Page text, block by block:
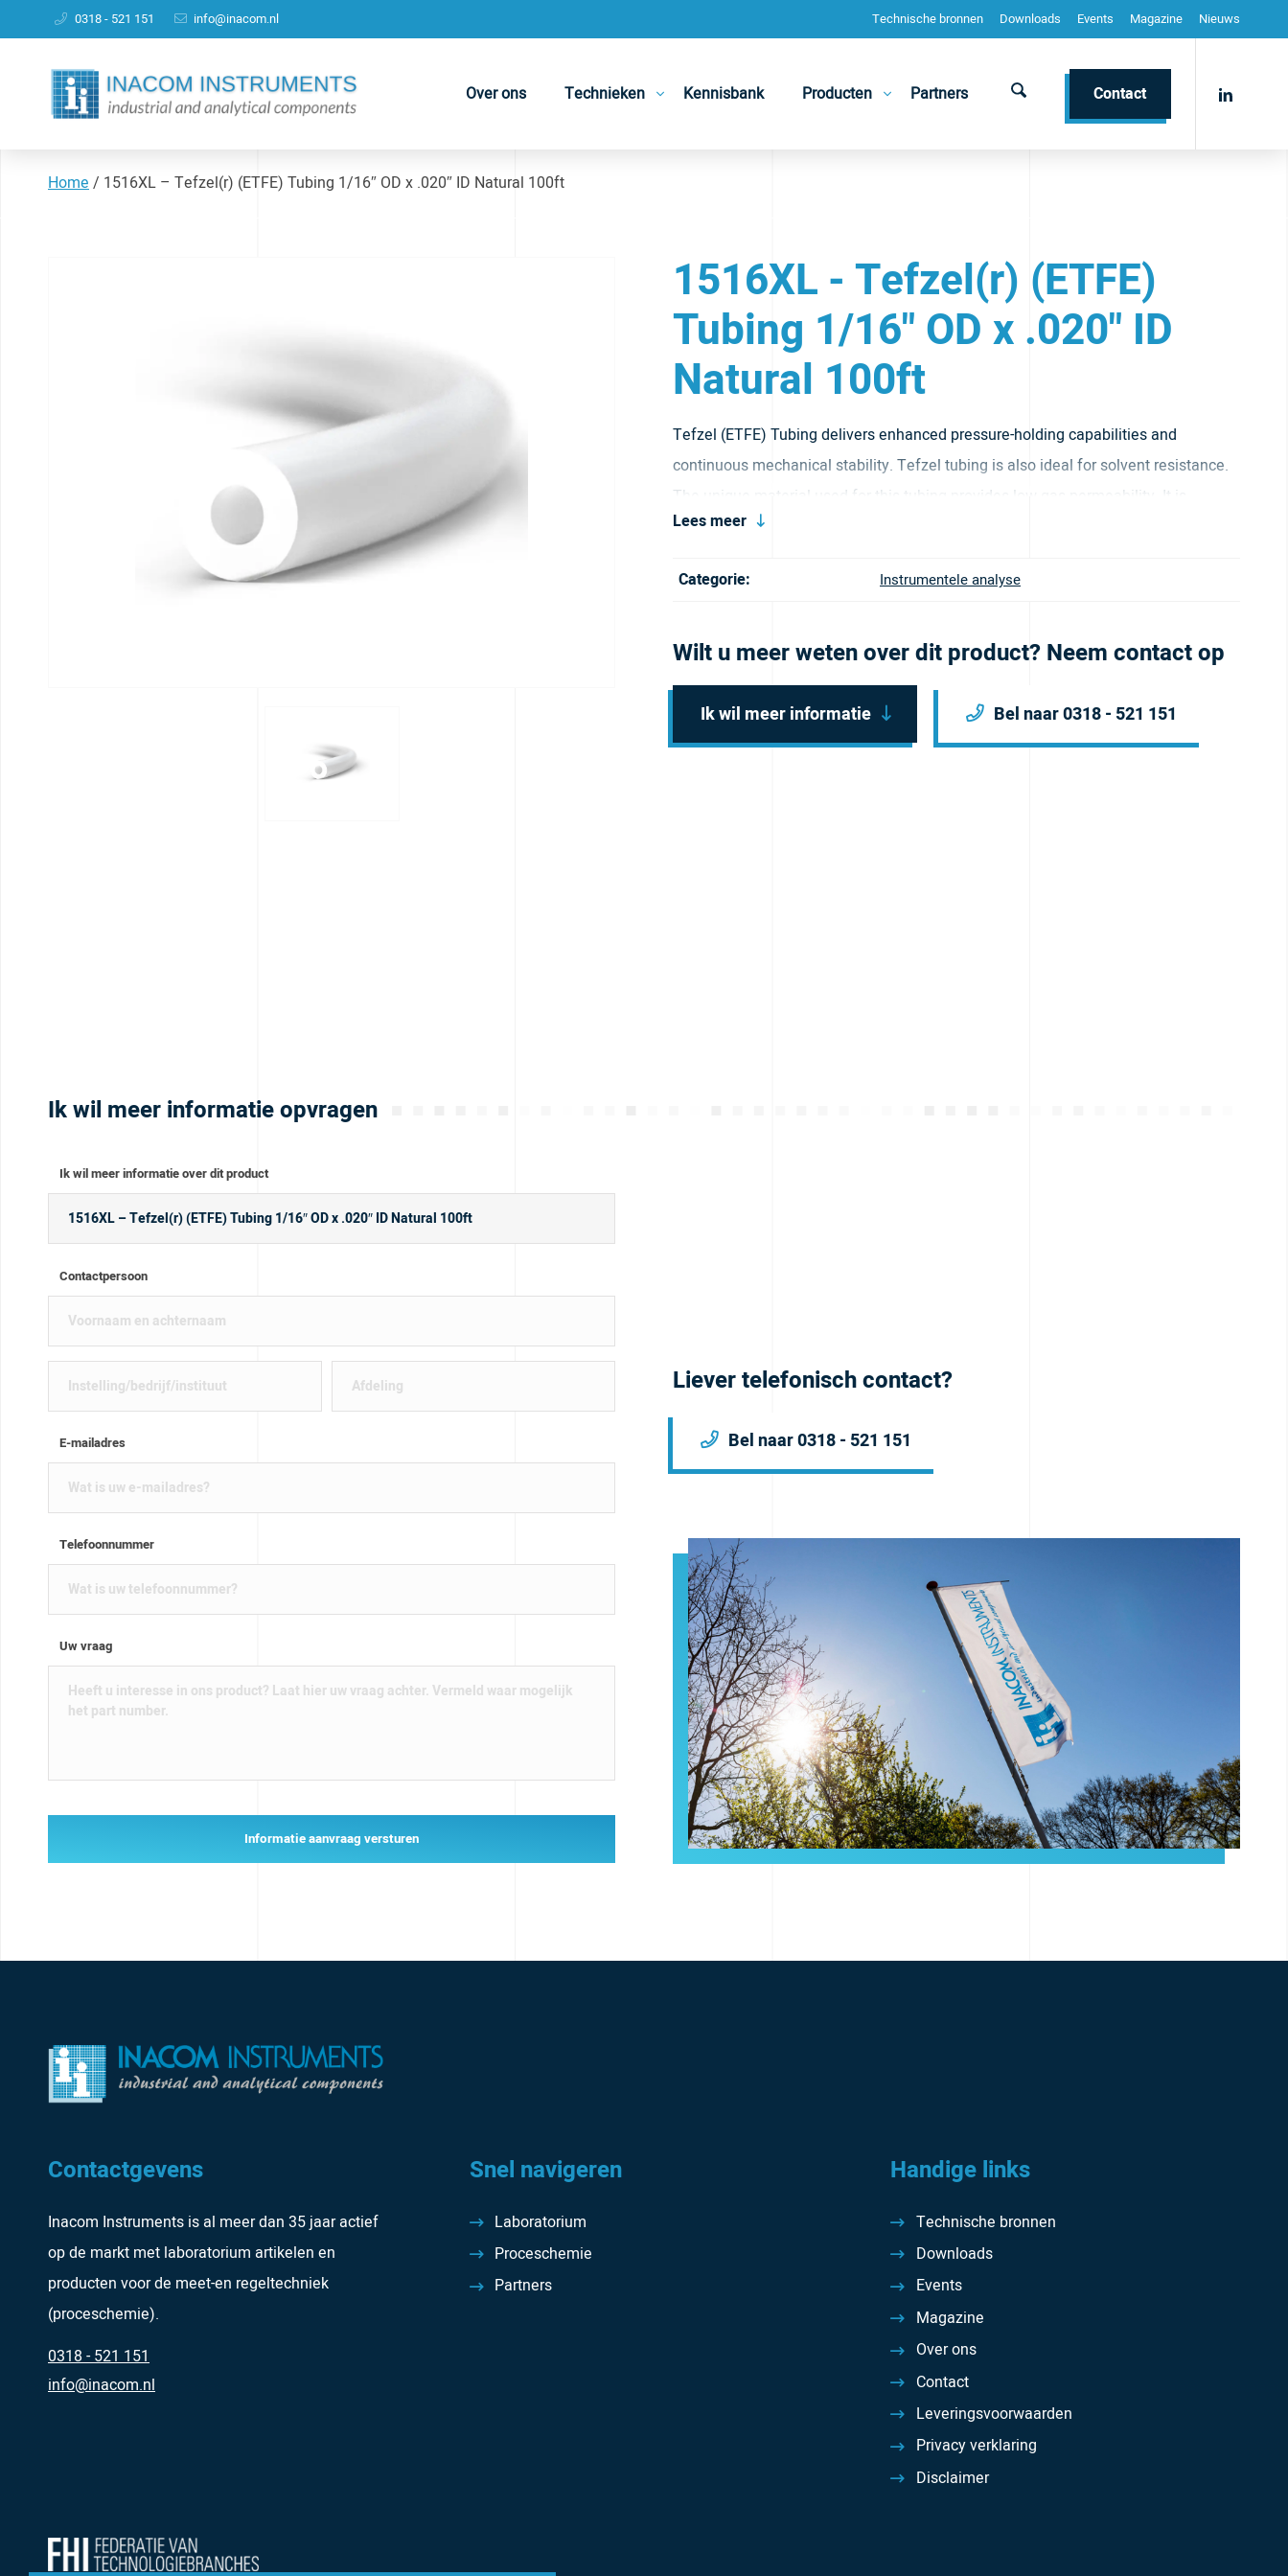
Technische bronnen Downloads Events Magazine Nieuws
0318 - 521 151 info@inacom.nl
Over ons Technieken Kennisbank Producten Partners Contact
Home/ 1516XL – Tefzel(r) (ETFE) Tubing 1/16″ OD x .020″ ID Natural 100ft
1516XL - Tefzel(r) (ETFE)
Tubing 1/16" OD x .020" ID
Natural 100ft
Tefzel (ETFE) Tubing delivers enhanced pressure-holding capabilities and
continuous mechanical stability. Tefzel tubing is also ideal for solvent resistance.
The unique material used for this tubing provides low gas permeability. It is
offered in lengths of 50ft and 100ft and comes in natural color.
Lees meer
Categorie: Instrumentele analyse
Wilt u meer weten over dit product? Neem contact op
Ik wil meer informatie Bel naar 0318 - 521 151
Ik wil meer informatie opvragen
Ik wil meer informatie over dit product
Contactpersoon
E-mailadres
Telefoonnummer
Uw vraag
Informatie aanvraag versturen
Liever telefonisch contact?
Bel naar 0318 - 521 151
Contactgevens
Inacom Instruments is al meer dan 35 jaar actief
op de markt met laboratorium artikelen en
producten voor de meet-en regeltechniek
(proceschemie).
0318 - 521 151
info@inacom.nl
Snel navigeren
Laboratorium
Proceschemie
Partners
Handige links
Technische bronnen
Downloads
Events
Magazine
Over ons
Contact
Leveringsvoorwaarden
Privacy verklaring
Disclaimer